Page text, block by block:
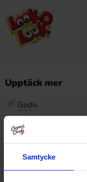
Samtycke
Upptäck mer
Godis
Godis /